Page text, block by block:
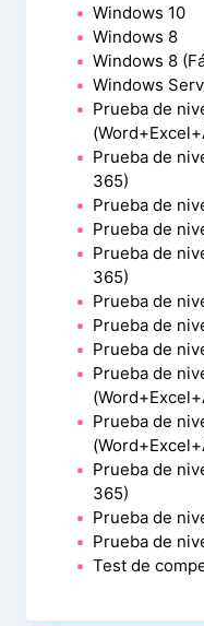
Windows 10
Windows 8
Windows 8
Windows
Prueba de
Prueba de
365)
Prueba de
Prueba de
Prueba de
365)
Prueba de
Prueba de
Prueba de
Prueba de
Prueba de
Prueba de
365)
Prueba de
Prueba de
Test de